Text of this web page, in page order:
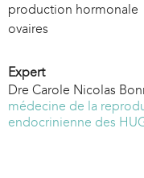
production hormonale
ovaires
Expert
Dre Carole Nicolas
médecine de la
endocrinienne des